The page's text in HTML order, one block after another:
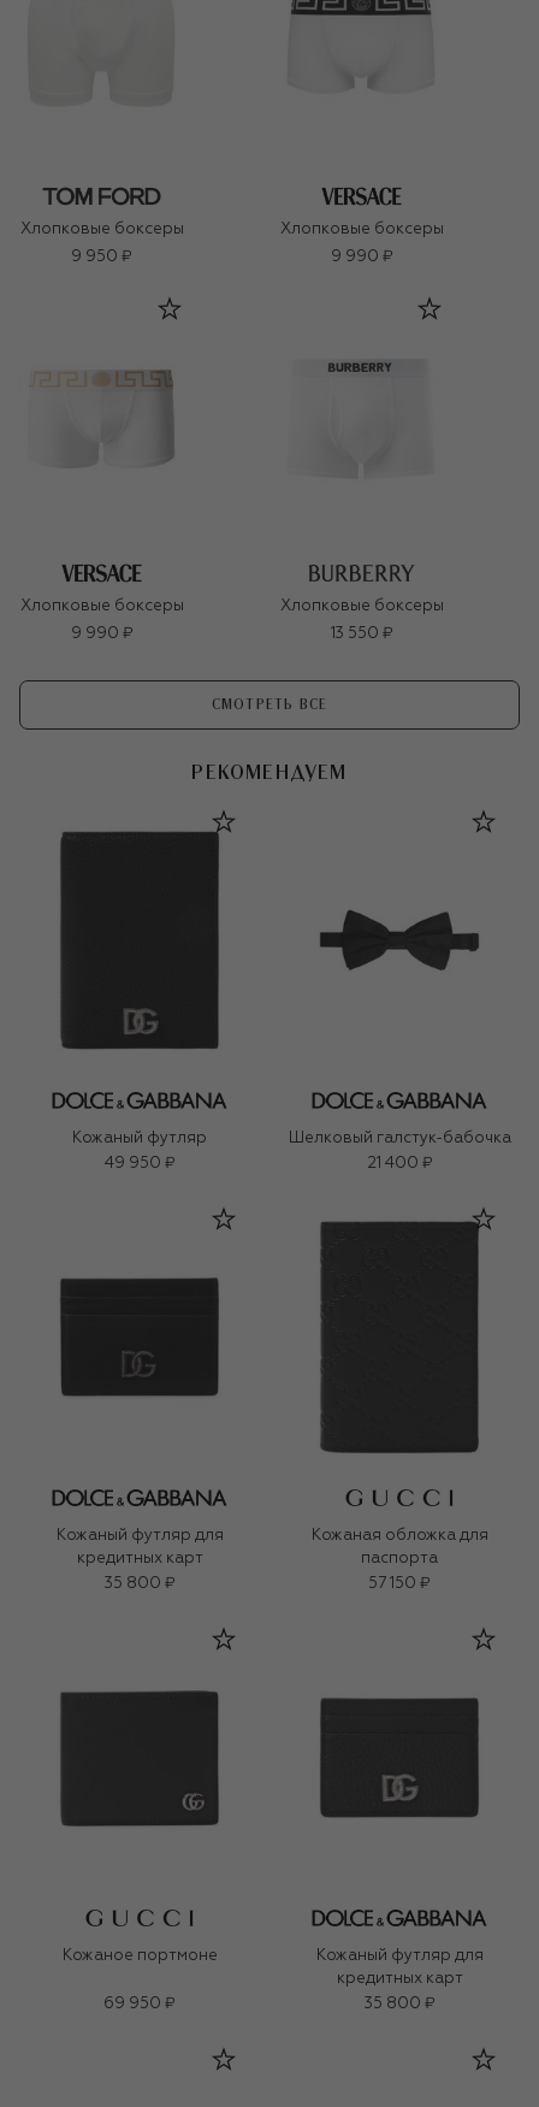
Хлопковые боксеры
9 950 ₽
Хлопковые боксеры
9 990 ₽
Хлопковые боксеры
9 990 ₽
Хлопковые боксеры
13 550 ₽
СМОТРЕТЬ ВСЕ
РЕКОМЕНДУЕМ
Кожаный футляр
49 950 ₽
Шелковый галстук-бабочка
21 400 ₽
Кожаный футляр для
кредитных карт
35 800 ₽
Кожаная обложка для
паспорта
57 150 ₽
Кожаное портмоне
69 950 ₽
Кожаный футляр для
кредитных карт
35 800 ₽